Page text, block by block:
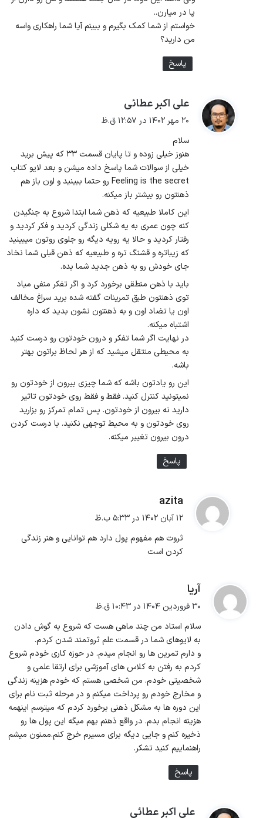
پا در میارن..
خواستم از شما کمک بگیرم و ببینم آیا شما راهکاری واسه
من دارید؟
پاسخ
علی اکبر عطائی
ف
۲۰ مهر ۱۴۰۲ در ۱۲:۵۷ ق.ظ
سلام
هنوز خیلی زوده و تا پایان قسمت ۳۳ که پیش برید
خیلی از سوالات شما پاسخ داده میشن و بعد لایو کتاب
Feeling is the secret رو حتما ببینید و اون باز هم
ذهنتون رو بیشتر باز میکنه.
این کاملا طبیعیه که ذهن شما ابتدا شروع به جنگیدن
کنه چون عمری به یه شکلی زندگی کردید و فکر کردید و
رفتار کردید و حالا یه رویه دیگه رو جلوی روتون میبینید
که زیباتره و قشنگ تره و طبیعیه که ذهن قبلی شما نخاد
جای خودش رو به ذهن جدید شما بده.
باید با ذهن منطقی برخورد کرد و اگر تفکر منفی میاد
توی ذهنتون طبق تمرینات گفته شده برید سراغ مخالف
اون یا تضاد اون و به ذهنتون نشون بدید که داره
اشتباه میکنه.
در نهایت اگر شما تفکر و درون خودتون رو درست کنید
به محیطی منتقل میشید که از هر لحاظ براتون بهتر
باشه.
این رو یادتون باشه که شما چیزی بیرون از خودتون رو
نمیتونید کنترل کنید. فقط و فقط روی خودتون تاثیر
دارید نه بیرون از خودتون. پس تمام تمرکز رو بزارید
روی خودتون و به محیط توجهی نکنید. با درست کردن
درون بیرون تغییر میکنه.
پاسخ
azita
ف
:
۱۲ آبان ۱۴۰۲ در ۵:۳۳ ب.ظ
ثروت هم مفهوم پول دارد هم توانایی و هنر زندگی
کردن است
آریا
ف
:
۳۰ فروردین ۱۴۰۴ در ۱۰:۴۳ ق.ظ
سلام استاد من چند ماهی هست که شروع به گوش دادن
به لایوهای شما در قسمت علم ثروتمند شدن کردم.
و دارم تمرین ها رو انجام میدم. در حوزه کاری خودم شروع
کردم به رفتن به کلاس های آموزشی برای ارتقا علمی و
شخصیتی خودم. من شخصی هستم که خودم هزینه زندگی
و مخارج خودم رو پرداخت میکنم و در مرحله ثبت نام برای
این دوره ها به مشکل ذهنی برخورد کردم که میترسم اینهمه
هزینه انجام بدم. در واقع ذهنم بهم میگه این پول ها رو
ذخیره کنم و جایی دیگه برای مسیرم خرج کنم.ممنون میشم
راهنماییم کنید تشکر.
پاسخ
علی اکبر عطائی